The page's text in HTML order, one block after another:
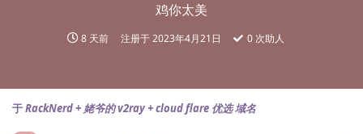
鸡你太美
8 天前 注册于2023年4月21日 0次助人
于RackNerd + 姥爷的 v2ray + cloud flare 优选 域名